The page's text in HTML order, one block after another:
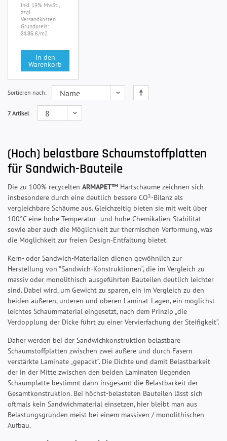
Inkl. 19% MwSt.,
zzgl.
Versandkosten
Grundpreis:
24,86 €/m2
In den
Warenkorb
Sortieren nach
7 Artikel
(Hoch) belastbare Schaumstoffplatten
für Sandwich-Bauteile
Die zu 100% recycelten ARMAPET™ Hartschäume zeichnen sich
insbesondere durch eine deutlich bessere CO²-Bilanz als
vergleichbare Schäume aus. Gleichzeitig bieten sie mit weit über
100°C eine hohe Temperatur- und hohe Chemikalien-Stabilität
sowie aber auch die Möglichkeit zur thermischen Verformung, was
die Möglichkeit zur freien Design-Entfaltung bietet.
Kern- oder Sandwich-Materialien dienen gewöhnlich zur
Herstellung von "Sandwich-Konstruktionen“, die im Vergleich zu
massiv oder monolithisch ausgeführten Bauteilen deutlich leichter
sind. Dabei wird, um Gewicht zu sparen, ein im Vergleich zu den
beiden äußeren, unteren und oberen Laminat-Lagen, ein möglichst
leichtes Schaummaterial eingesetzt, nach dem Prinzip „die
Verdopplung der Dicke führt zu einer Vervierfachung der Steifigkeit“.
Daher werden bei der Sandwichkonstruktion belastbare
Schaumstoffplatten zwischen zwei äußere und durch Fasern
verstärkte Laminate „gepackt“. Die Dichte und damit Belastbarkeit
der in der Mitte zwischen den beiden Laminaten liegenden
Schaumplatte bestimmt dann insgesamt die Belastbarkeit der
Gesamtkonstruktion. Bei höchst-belasteten Bauteilen lässt sich
oftmals kein Sandwichmaterial einsetzen, hier bleibt man aus
Belastungsgründen meist bei einem massiven / monolithischen
Aufbau.